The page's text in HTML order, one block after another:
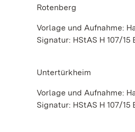
Rotenberg
Vorlage und Aufnahme:
Signatur: HStAS H 107/15
Untertürkheim
Vorlage und Aufnahme:
Signatur: HStAS H 107/15